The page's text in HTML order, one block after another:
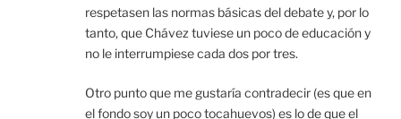
respetasen las normas básicas del debate y, por lo
tanto, que Chávez tuviese un poco de educación y
no le interrumpiese cada dos por tres.
Otro punto que me gustaría contradecir (es que en
el fondo soy un poco tocahuevos) es lo de que el